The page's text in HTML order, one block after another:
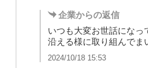
企業からの返信
いつも大変お世話になっ
沿える様に取り組んでま
2024/10/18 15:53